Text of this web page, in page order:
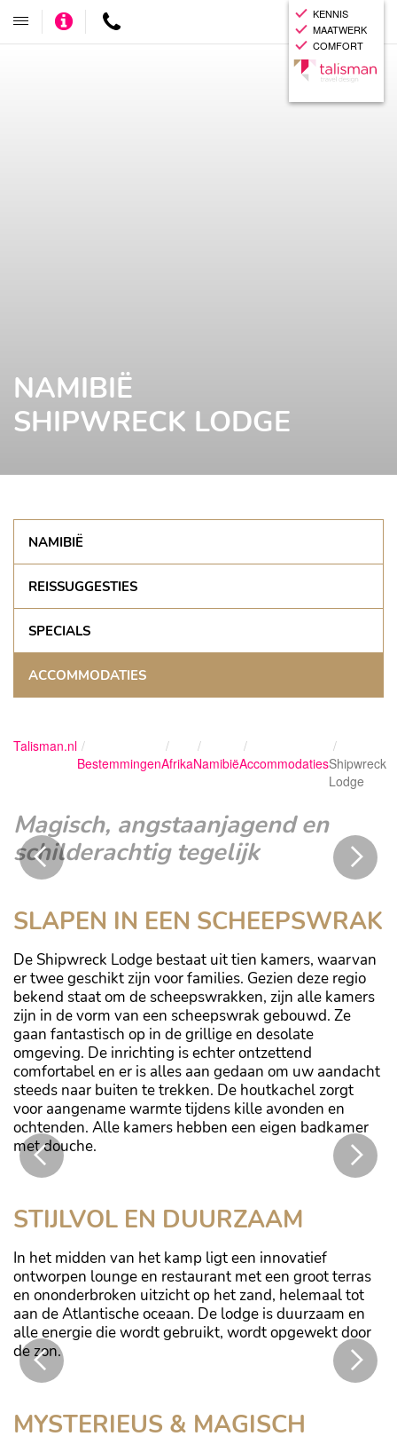
KENNIS
MAATWERK
COMFORT
Toggle
navigatie
Adviseer Contact
NAMIBIË
SHIPWRECK LODGE
NAMIBIË
REISSUGGESTIES
SPECIALS
ACCOMMODATIES
Talisman.nl
BestemmingenAfrikaNamibiëAccommodatiesShipwreck
Lodge
Magisch, angstaanjagend en
schilderachtig tegelijk
Hyena
SLAPEN IN EEN SCHEEPSWRAK
De Shipwreck Lodge bestaat uit tien kamers, waarvan
er twee geschikt zijn voor families. Gezien deze regio
bekend staat om de scheepswrakken, zijn alle kamers
zijn in de vorm van een scheepswrak gebouwd. Ze
gaan fantastisch op in de grillige en desolate
omgeving. De inrichting is echter ontzettend
comfortabel en er is alles aan gedaan om uw aandacht
steeds naar buiten te trekken. De houtkachel zorgt
voor aangename warmte tijdens kille avonden en
ochtenden. Alle kamers hebben een eigen badkamer
met douche.
De Roaring Dunes
STIJLVOL EN DUURZAAM
In het midden van het kamp ligt een innovatief
ontworpen lounge en restaurant met een groot terras
en ononderbroken uitzicht op het zand, helemaal tot
aan de Atlantische oceaan. De lodge is duurzaam en
alle energie die wordt gebruikt, wordt opgewekt door
de zon.
De badkamer
MYSTERIEUS & MAGISCH